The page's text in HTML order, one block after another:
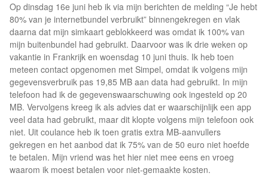
Op dinsdag 16e juni heb ik via mijn berichten de melding “Je hebt
80% van je internetbundel verbruikt” binnengekregen en vlak
daarna dat mijn simkaart geblokkeerd was omdat ik 100% van
mijn buitenbundel had gebruikt. Daarvoor was ik drie weken op
vakantie in Frankrijk en woensdag 10 juni thuis. Ik heb toen
meteen contact opgenomen met Simpel, omdat ik volgens mijn
gegevensverbruik pas 19,85 MB aan data had gebruikt. In mijn
telefoon had ik de gegevenswaarschuwing ook ingesteld op 20
MB. Vervolgens kreeg ik als advies dat er waarschijnlijk een app
veel data had gebruikt, maar dit klopte volgens mijn telefoon ook
niet. Uit coulance heb ik toen gratis extra MB-aanvullers
gekregen en het aanbod dat ik 75% van de 50 euro niet hoefde
te betalen. Mijn vriend was het hier niet mee eens en vroeg
waarom ik moest betalen voor niet-gemaakte kosten.